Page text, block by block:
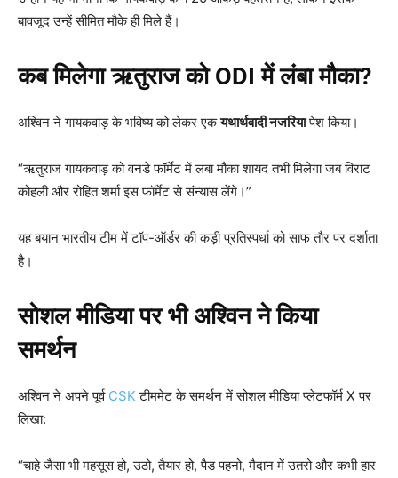
बावजूद उन्हें सीमित मौके ही मिले हैं।
कब मिलेगा ऋतुराज को ODIमें लंबा मौका?
अश्विन ने गायकवाड़ के भविष्य को लेकर एकयथार्थवादी नजरियापेश किया।
“ऋतुराज गायकवाड़ को वनडे फॉर्मेट में लंबा मौका शायद तभी मिलेगा जब विराट
कोहली और रोहित शर्मा इस फॉर्मेट से संन्यास लेंगे।”
यह बयान भारतीय टीम में टॉप-ऑर्डर की कड़ी प्रतिस्पर्धा को साफ तौर पर दर्शाता
है।
सोशल मीडिया पर भी अश्विन ने किया
समर्थन
अश्विन ने अपने पूर्व CSK टीममेट के समर्थन में सोशल मीडिया प्लेटफॉर्म X पर
लिखा:
“चाहे जैसा भी महसूस हो, उठो, तैयार हो, पैड पहनो, मैदान में उतरो और कभी हार